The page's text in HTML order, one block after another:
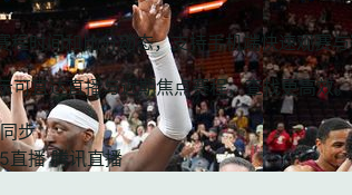
时间和比分动态，支持手机端快速观赛
可直达直播与近期焦点赛程，查找更高效。
步
直播 腾讯直播